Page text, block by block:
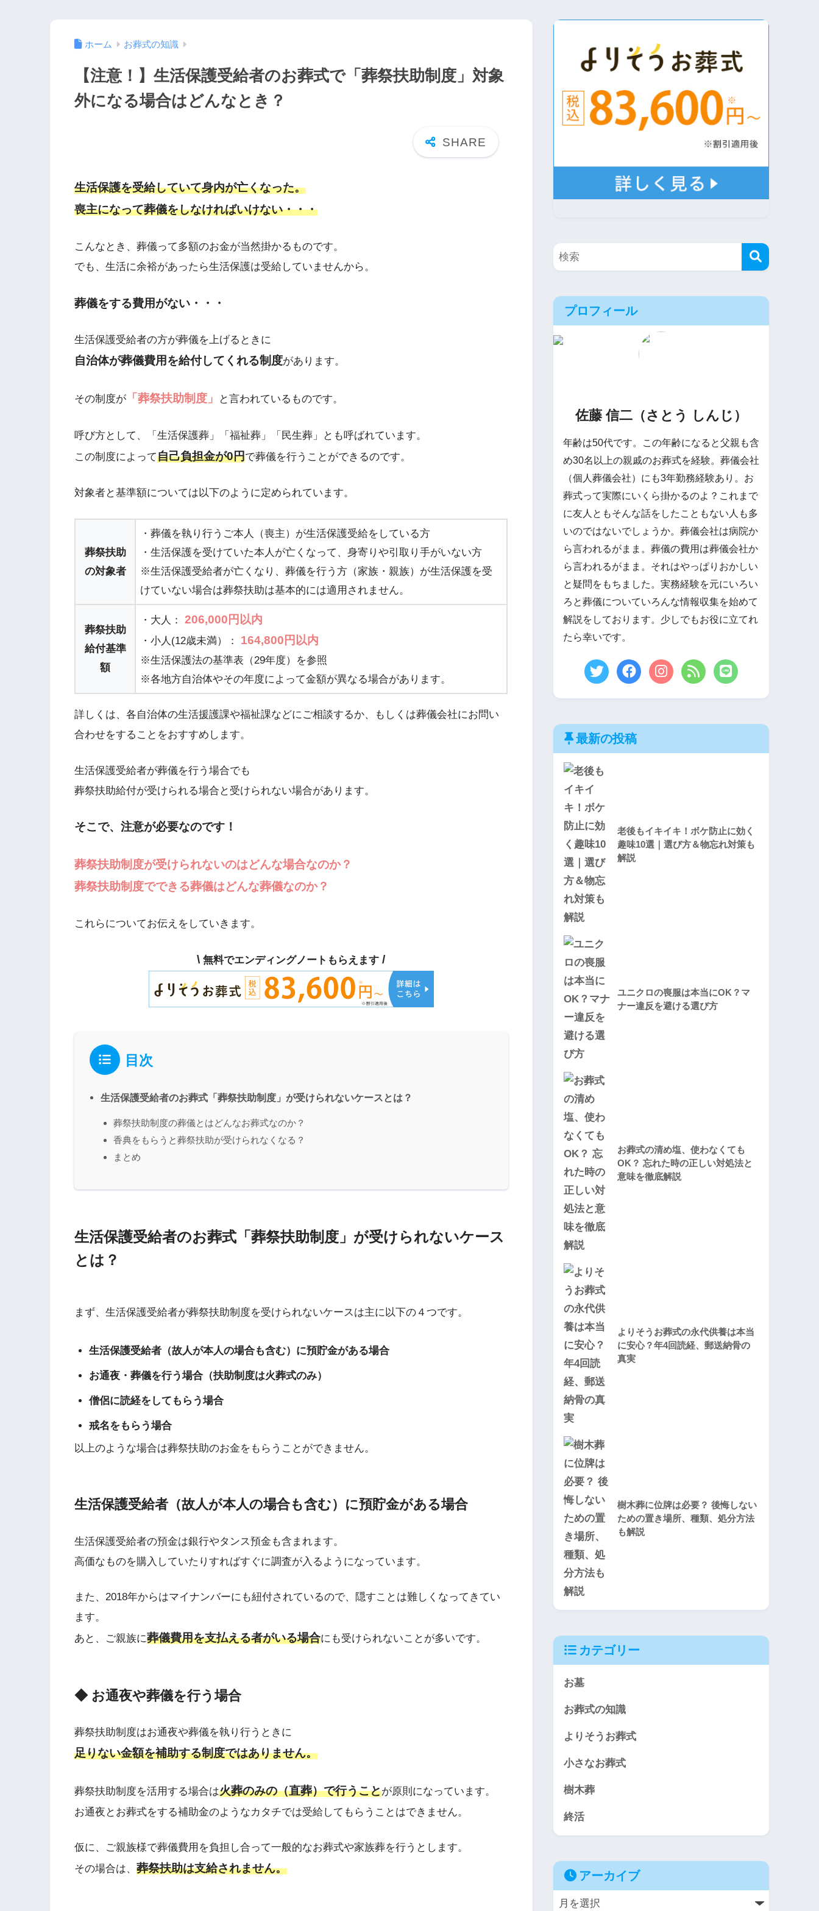
ホーム お葬式の知識
【注意！】生活保護受給者のお葬式で「葬祭扶助制度」対象
外になる場合はどんなとき？
生活保護を受給していて身内が亡くなった。
喪主になって葬儀をしなければいけない・・・
こんなとき、葬儀って多額のお金が当然掛かるものです。
でも、生活に余裕があったら生活保護は受給していませんから。
葬儀をする費用がない・・・
生活保護受給者の方が葬儀を上げるときに
自治体が葬儀費用を給付してくれる制度があります。
その制度が 「葬祭扶助制度」 と言われているものです。
呼び方として、「生活保護葬」「福祉葬」「民生葬」とも呼ばれています。
この制度によって自己負担金が0円で葬儀を行うことができるのです。
対象者と基準額については以下のように定められています。
葬祭扶助
の対象者
・葬儀を執り行うご本人（喪主）が生活保護受給をしている方
・生活保護を受けていた本人が亡くなって、身寄りや引取り手がいない方
※生活保護受給者が亡くなり、葬儀を行う方（家族・親族）が生活保護を受
けていない場合は葬祭扶助は基本的には適用されません。
葬祭扶助
給付基準
額
・大人： 206,000円以内
・小人(12歳未満）： 164,800円以内
※生活保護法の基準表（29年度）を参照
※各地方自治体やその年度によって金額が異なる場合があります。
詳しくは、各自治体の生活援護課や福祉課などにご相談するか、もしくは葬儀会社にお問い
合わせをすることをおすすめします。
生活保護受給者が葬儀を行う場合でも
葬祭扶助給付が受けられる場合と受けられない場合があります。
そこで、注意が必要なのです！
葬祭扶助制度が受けられないのはどんな場合なのか？
葬祭扶助制度でできる葬儀はどんな葬儀なのか？
これらについてお伝えをしていきます。
\ 無料でエンディングノートもらえます /
目次
生活保護受給者のお葬式「葬祭扶助制度」が受けられないケースとは？
葬祭扶助制度の葬儀とはどんなお葬式なのか？
香典をもらうと葬祭扶助が受けられなくなる？
まとめ
生活保護受給者のお葬式「葬祭扶助制度」が受けられないケース
とは？
まず、生活保護受給者が葬祭扶助制度を受けられないケースは主に以下の４つです。
生活保護受給者（故人が本人の場合も含む）に預貯金がある場合
お通夜・葬儀を行う場合（扶助制度は火葬式のみ）
僧侶に読経をしてもらう場合
戒名をもらう場合
以上のような場合は葬祭扶助のお金をもらうことができません。
生活保護受給者（故人が本人の場合も含む）に預貯金がある場合
生活保護受給者の預金は銀行やタンス預金も含まれます。
高価なものを購入していたりすればすぐに調査が入るようになっています。
また、2018年からはマイナンバーにも紐付されているので、隠すことは難しくなってきてい
ます。
あと、ご親族に葬儀費用を支払える者がいる場合にも受けられないことが多いです。
◆ お通夜や葬儀を行う場合
葬祭扶助制度はお通夜や葬儀を執り行うときに
足りない金額を補助する制度ではありません。
葬祭扶助制度を活用する場合は火葬のみの（直葬）で行うことが原則になっています。
お通夜とお葬式をする補助金のようなカタチでは受給してもらうことはできません。
仮に、ご親族様で葬儀費用を負担し合って一般的なお葬式や家族葬を行うとします。
その場合は、 葬祭扶助は支給されません。
プロフィール
佐藤 信二（さとう しんじ）
年齢は50代です。この年齢になると父親も含
め30名以上の親戚のお葬式を経験。葬儀会社
（個人葬儀会社）にも3年勤務経験あり。お
葬式って実際にいくら掛かるのよ？これまで
に友人ともそんな話をしたこともない人も多
いのではないでしょうか。葬儀会社は病院か
ら言われるがまま。葬儀の費用は葬儀会社か
ら言われるがまま。それはやっぱりおかしい
と疑問をもちました。実務経験を元にいろい
ろと葬儀についていろんな情報収集を始めて
解説をしております。少しでもお役に立てれ
たら幸いです。
最新の投稿
老後もイキイキ！ボケ防止に効く
趣味10選｜選び方＆物忘れ対策も
解説
ユニクロの喪服は本当にOK？マ
ナー違反を避ける選び方
お葬式の清め塩、使わなくても
OK？ 忘れた時の正しい対処法と
意味を徹底解説
よりそうお葬式の永代供養は本当
に安心？年4回読経、郵送納骨の
真実
樹木葬に位牌は必要？ 後悔しない
ための置き場所、種類、処分方法
も解説
カテゴリー
お墓
お葬式の知識
よりそうお葬式
小さなお葬式
樹木葬
終活
アーカイブ